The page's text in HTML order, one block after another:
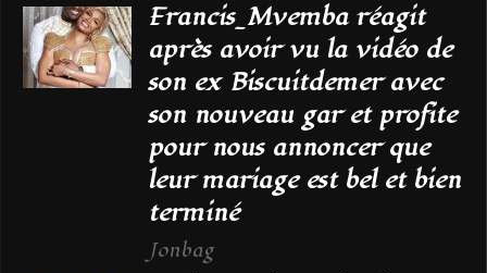
Francis_Mvemba réagit
après avoir vu la vidéo de
son ex Biscuitdemer avec
son nouveau gar et profite
pour nous annoncer que
leur mariage est bel et bien
terminé
Jonbag